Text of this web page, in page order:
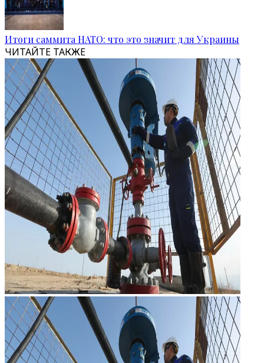
Итоги саммита НАТО: что это значит для Украины
ЧИТАЙТЕ ТАКЖЕ